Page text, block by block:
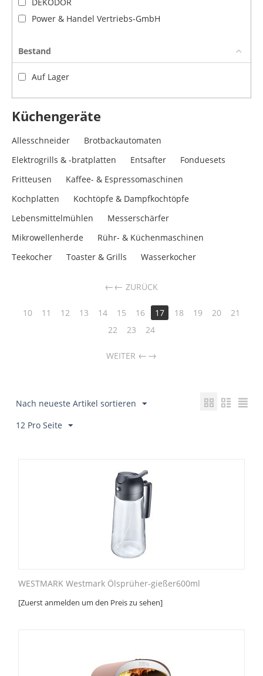
Power & Handel Vertriebs-GmbH
Bestand
Auf Lager
Küchengeräte
Allesschneider
Brotbackautomaten
Elektrogrills & -bratplatten
Entsafter
Fonduesets
Fritteusen
Kaffee- & Espressomaschinen
Kochplatten
Kochtöpfe & Dampfkochtöpfe
Lebensmittelmühlen
Messerschärfer
Mikrowellenherde
Rühr- & Küchenmaschinen
Teekocher
Toaster & Grills Wasserkocher
← ZURÜCK
10 11 12 13 14 15 16 17 18 19 20
21
22
23 24
WEITER →
Nach neueste Artikel sortieren
12 Pro Seite
WESTMARK Westmark Ölsprüher-gießer600ml
[Zuerst anmelden um den Preis zu sehen]